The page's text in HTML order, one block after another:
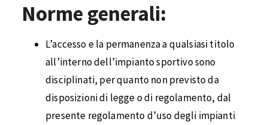
Norme generali:
L’accesso e la permanenza a qualsiasi titolo
all’interno dell’impianto sportivo sono
disciplinati, per quanto non previsto da
disposizioni di legge o di regolamento, dal
presente regolamento d’uso degli impianti